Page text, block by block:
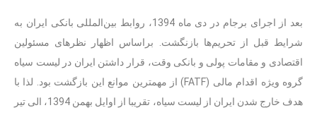
بعد از اجرای برجام در دی ماه 1394، روابط بین‌المللی بانکی ایران به
شرایط قبل از تحریم‌ها بازنگشت. براساس اظهار نظرهای مسئولین
اقتصادی و مقامات پولی و بانکی وقت، قرار داشتن ایران در لیست سیاه
گروه ویژه اقدام مالی (FATF) از مهمترین موانع این بازگشت بود. لذا با
هدف خارج شدن ایران از لیست سیاه، تقریبا از اوایل بهمن 1394، الی تیر